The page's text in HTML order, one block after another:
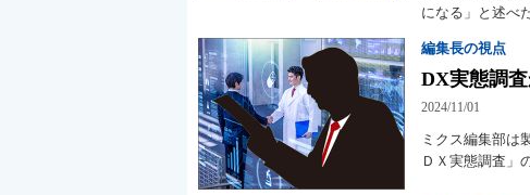
になる」と述べた
編集長の視点
DX実態調
2024/11/01
ミクス編集部は
ＤＸ実態調査」